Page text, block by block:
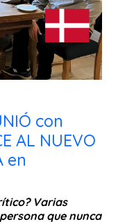
con
AL NUEVO
en
Varias
que nunca